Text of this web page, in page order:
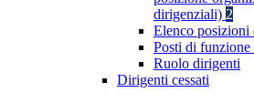
dirigenziali) 2
Elenco posizioni
Posti di
Ruolo dirigenti
Dirigenti cessati